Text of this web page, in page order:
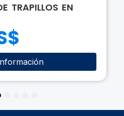
TRAPILLOS EN